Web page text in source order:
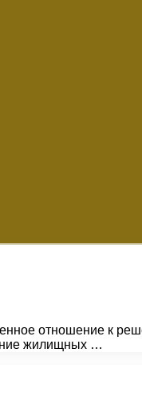
отношение к
жилищных …